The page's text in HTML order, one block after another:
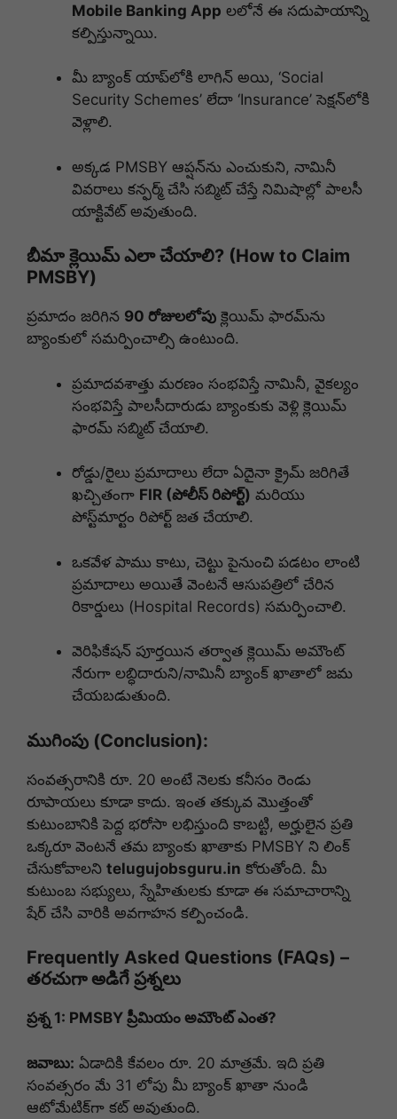
Mobile Banking App లలోనే ఈ సదుపాయాన్ని
కల్పిస్తున్నాయి.
మీ బ్యాంక్ యాప్‌లోకి లాగిన్ అయి, ‘Social
Security Schemes’ లేదా ‘Insurance’ సెక్షన్‌లోకి
వెళ్లాలి.
అక్కడ PMSBY ఆప్షన్‌ను ఎంచుకుని, నామినీ
వివరాలు కన్ఫర్మ్ చేసి సబ్మిట్ చేస్తే నిమిషాల్లో పాలసీ
యాక్టివేట్ అవుతుంది.
బీమా క్లెయిమ్ ఎలా చేయాలి? (How to Claim
PMSBY)
ప్రమాదం జరిగిన 90 రోజులలోపు క్లెయిమ్ ఫారమ్‌ను
బ్యాంకులో సమర్పించాల్సి ఉంటుంది.
ప్రమాదవశాత్తు మరణం సంభవిస్తే నామినీ, వైకల్యం
సంభవిస్తే పాలసీదారుడు బ్యాంకుకు వెళ్లి క్లెయిమ్
ఫారమ్ సబ్మిట్ చేయాలి.
రోడ్డు/రైలు ప్రమాదాలు లేదా ఏదైనా క్రైమ్ జరిగితే
ఖచ్చితంగా FIR (పోలీస్ రిపోర్ట్) మరియు
పోస్ట్‌మార్టం రిపోర్ట్ జత చేయాలి.
ఒకవేళ పాము కాటు, చెట్టు పైనుంచి పడటం లాంటి
ప్రమాదాలు అయితే వెంటనే ఆసుపత్రిలో చేరిన
రికార్డులు (Hospital Records) సమర్పించాలి.
వెరిఫికేషన్ పూర్తయిన తర్వాత క్లెయిమ్ అమౌంట్
నేరుగా లబ్ధిదారుని/నామినీ బ్యాంక్ ఖాతాలో జమ
చేయబడుతుంది.
ముగింపు (Conclusion):
సంవత్సరానికి రూ. 20 అంటే నెలకు కనీసం రెండు
రూపాయలు కూడా కాదు. ఇంత తక్కువ మొత్తంతో
కుటుంబానికి పెద్ద భరోసా లభిస్తుంది కాబట్టి, అర్హులైన ప్రతి
ఒక్కరూ వెంటనే తమ బ్యాంకు ఖాతాకు PMSBY ని లింక్
చేసుకోవాలని telugujobsguru.in కోరుతోంది. మీ
కుటుంబ సభ్యులు, స్నేహితులకు కూడా ఈ సమాచారాన్ని
షేర్ చేసి వారికి అవగాహన కల్పించండి.
Frequently Asked Questions (FAQs) –
తరచుగా అడిగే ప్రశ్నలు
ప్రశ్న 1: PMSBY ప్రీమియం అమౌంట్ ఎంత?
జవాబు: ఏడాదికి కేవలం రూ. 20 మాత్రమే. ఇది ప్రతి
సంవత్సరం మే 31 లోపు మీ బ్యాంక్ ఖాతా నుండి
ఆటోమేటిక్‌గా కట్ అవుతుంది.